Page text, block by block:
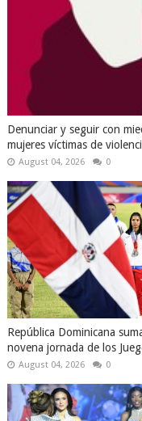
Denunciar y seguir con
mujeres víctimas de
August 04, 2026 0
República Dominicana
novena jornada de los
August 04, 2026 0